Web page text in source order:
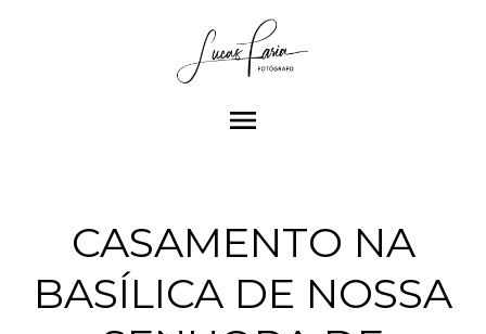
menu
CASAMENTO NA
BASÍLICA DE NOSSA